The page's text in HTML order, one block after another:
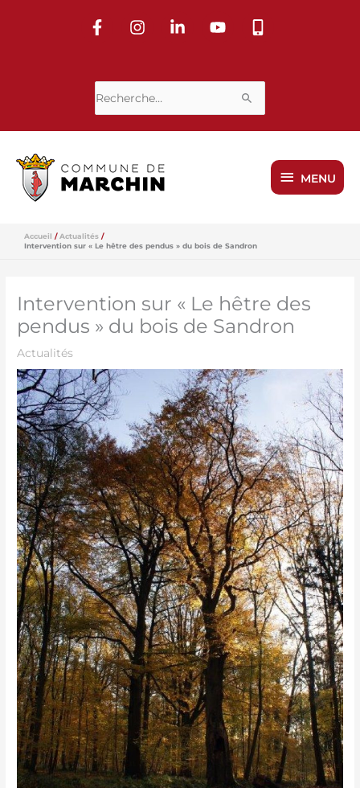
MENU
MENU
Accueil
Actualités
Intervention sur « Le hêtre des pendus » du bois de Sandron
Intervention sur « Le hêtre des
pendus » du bois de Sandron
Actualités